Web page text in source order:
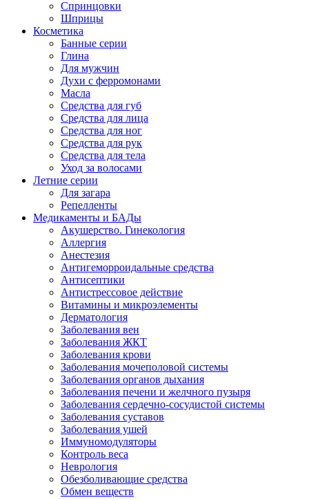
Спринцовки
Шприцы
Косметика
Банные серии
Глина
Для мужчин
Духи с ферромонами
Масла
Средства для губ
Средства для лица
Средства для ног
Средства для рук
Средства для тела
Уход за волосами
Летние серии
Для загара
Репелленты
Медикаменты и БАДы
Акушерство. Гинекология
Аллергия
Анестезия
Антигеморроидальные средства
Антисептики
Антистрессовое действие
Витамины и микроэлементы
Дерматология
Заболевания вен
Заболевания ЖКТ
Заболевания крови
Заболевания мочеполовой системы
Заболевания органов дыхания
Заболевания печени и желчного пузыря
Заболевания сердечно-сосудистой системы
Заболевания суставов
Заболевания ушей
Иммуномодуляторы
Контроль веса
Неврология
Обезболивающие средства
Обмен веществ